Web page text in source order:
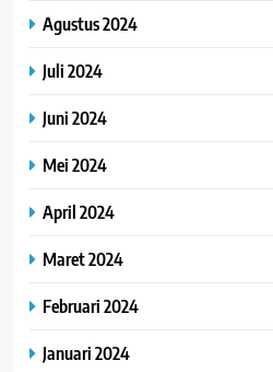
Agustus 2024
Juli 2024
Juni 2024
Mei 2024
April 2024
Maret 2024
Februari 2024
Januari 2024